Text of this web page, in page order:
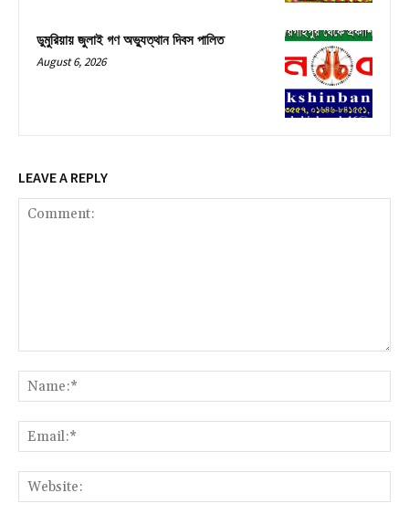
ডুমুরিয়ায় জুলাই গণ অভ্যুত্থান দিবস পালিত
August 6, 2026
LEAVE A REPLY